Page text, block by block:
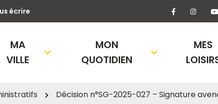
écrire Lien vers le
Lien
MA
VILLE
MON
QUOTIDIEN
MES
Décision n°SG-2025-027 – Signature